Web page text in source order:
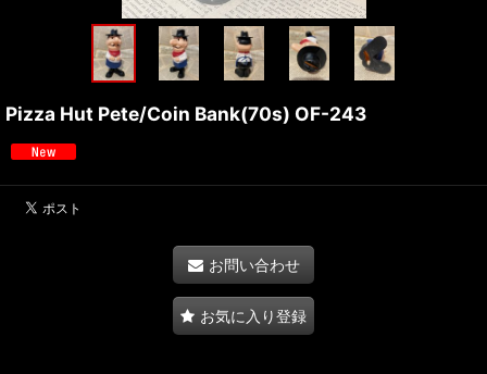
Pizza Hut Pete/Coin Bank(70s) OF-243
お問い合わせ
お気に入り登録